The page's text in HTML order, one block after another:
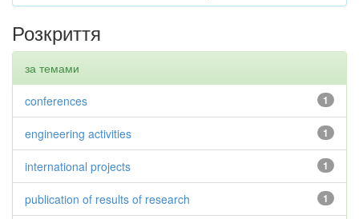
Розкриття
за темами
1
conferences
1
engineering activities
1
international projects
1
publication of results of research